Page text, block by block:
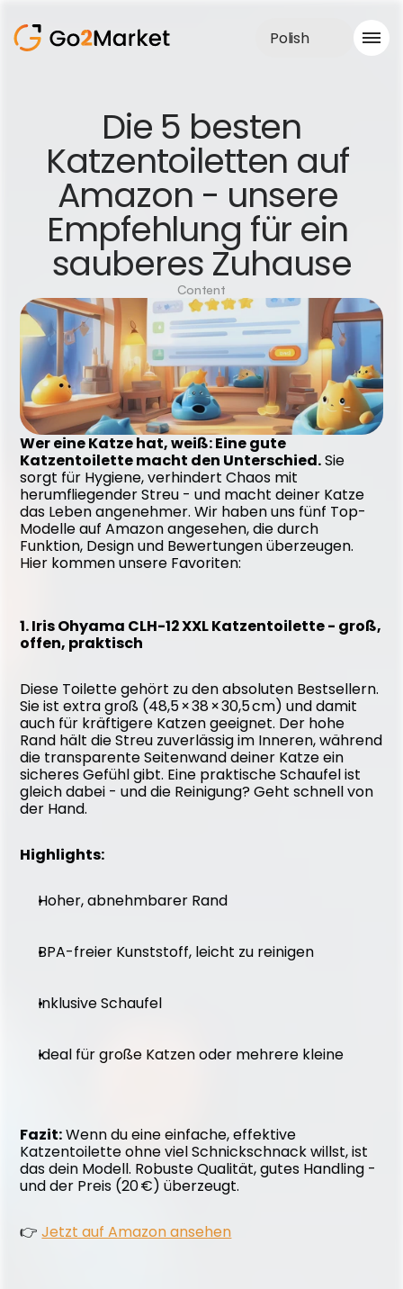
Realizacje
Case Study
Blog
O nas
Usługi
Polish
Katzentoiletten auf
Amazon - unsere
Empfehlung für ein
sauberes Zuhause
Content
Wer eine Katze hat, weiß: Eine gute
Katzentoilette macht den Unterschied. Sie
sorgt für Hygiene, verhindert Chaos mit
herumfliegender Streu - und macht deiner Katze
das Leben angenehmer. Wir haben uns fünf Top-
Modelle auf Amazon angesehen, die durch
Funktion, Design und Bewertungen überzeugen.
Hier kommen unsere Favoriten:
1. Iris Ohyama CLH-12 XXL Katzentoilette - groß,
offen, praktisch
Diese Toilette gehört zu den absoluten Bestsellern.
Sie ist extra groß (48,5 × 38 × 30,5 cm) und damit
auch für kräftigere Katzen geeignet. Der hohe
Rand hält die Streu zuverlässig im Inneren, während
die transparente Seitenwand deiner Katze ein
sicheres Gefühl gibt. Eine praktische Schaufel ist
gleich dabei - und die Reinigung? Geht schnell von
der Hand.
Highlights:
Hoher, abnehmbarer Rand
BPA-freier Kunststoff, leicht zu reinigen
Inklusive Schaufel
Ideal für große Katzen oder mehrere kleine
Fazit: Wenn du eine einfache, effektive
Katzentoilette ohne viel Schnickschnack willst, ist
das dein Modell. Robuste Qualität, gutes Handling -
und der Preis (20 €) überzeugt.
👉 Jetzt auf Amazon ansehen